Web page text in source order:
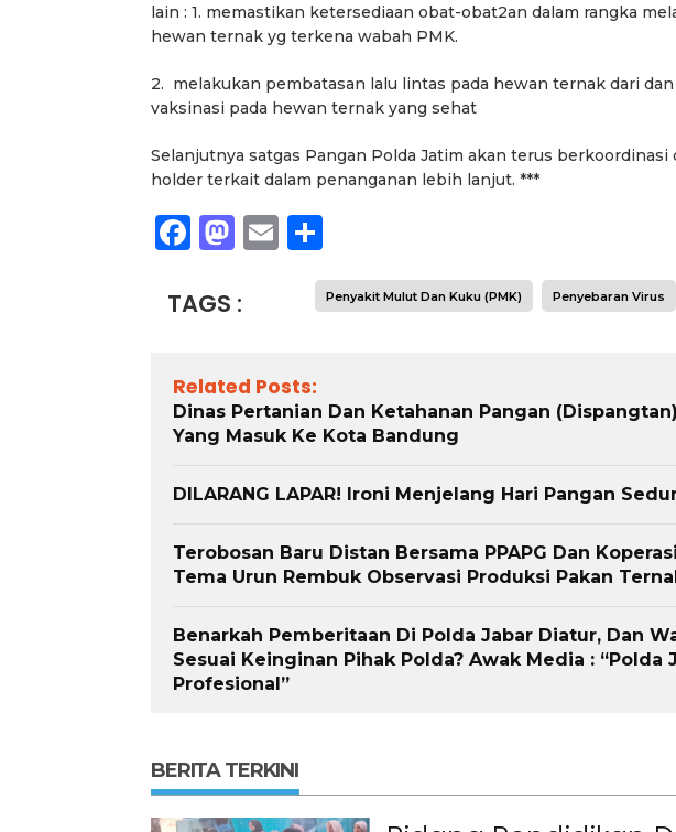
lain : 1. memastikan ketersediaan obat-obat2an dalam rangka
hewan ternak yg terkena wabah PMK.
2. melakukan pembatasan lalu lintas pada hewan ternak dari
vaksinasi pada hewan ternak yang sehat
Selanjutnya satgas Pangan Polda Jatim akan terus
holder terkait dalam penanganan lebih lanjut. ***
Facebook
Mastodon
Email
TAGS : Penyakit Mulut Dan Kuku (PMK) Penyebaran Virus
Related Posts:
Dinas Pertanian Dan Ketahanan Pangan
Yang Masuk Ke Kota Bandung
DILARANG LAPAR! Ironi Menjelang Hari Pangan
Terobosan Baru Distan Bersama PPAPG Dan
Tema Urun Rembuk Observasi Produksi Pakan
Benarkah Pemberitaan Di Polda Jabar Diatur, Dan
Sesuai Keinginan Pihak Polda? Awak Media : “Polda
Profesional”
BERITA TERKINI